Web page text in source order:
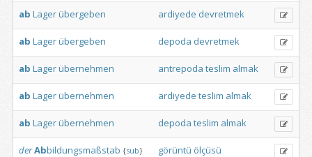
ab Lagerübergeben ardiyede devretmek
ab Lagerübergeben depoda devretmek
ab Lagerübernehmen antrepoda teslim almak
ab Lagerübernehmen ardiyede teslim almak
ab Lagerübernehmen depoda teslim almak
derAbbildungsmaßstab {sub}
görüntü ölçüsü